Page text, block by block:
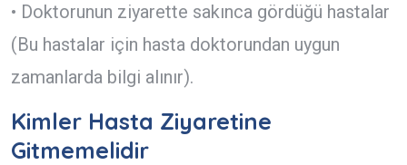
• Doktorunun ziyarette sakınca gördüğü hastalar
(Bu hastalar için hasta doktorundan uygun
zamanlarda bilgi alınır).
Kimler Hasta Ziyaretine
Gitmemelidir